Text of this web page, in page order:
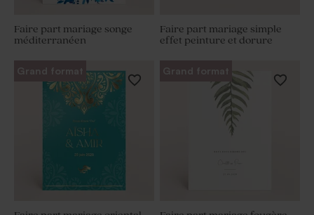
Faire part mariage songe
méditerranéen
Faire part mariage simple
effet peinture et dorure
Grand format Grand format